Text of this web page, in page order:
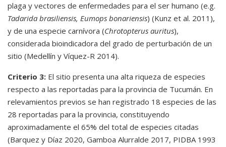
plaga y vectores de enfermedades para el ser humano (e.g.
Tadarida brasiliensis, Eumops bonariensis) (Kunz et al. 2011),
y de una especie carnívora (Chrotopterus auritus),
considerada bioindicadora del grado de perturbación de un
sitio (Medellín y Víquez-R 2014).
Criterio 3: El sitio presenta una alta riqueza de especies
respecto a las reportadas para la provincia de Tucumán. En
relevamientos previos se han registrado 18 especies de las
28 reportadas para la provincia, constituyendo
aproximadamente el 65% del total de especies citadas
(Barquez y Díaz 2020, Gamboa Alurralde 2017, PIDBA 1993